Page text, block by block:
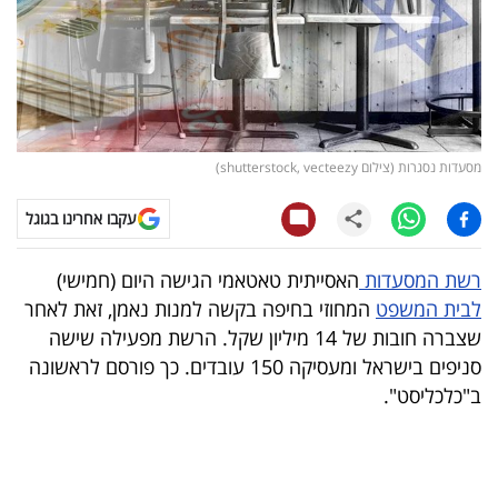
רכילות
עסקית
קריפטו
ויראלי
טלוויזיה
עסקי
ספורט
קריירה
ולימודים
מסעדות נסגרות (צילום shutterstock, vecteezy)
עקבו אחרינו בגוגל
רשת המסעדות האסייתית טאטאמי הגישה היום (חמישי)
לבית המשפט המחוזי בחיפה בקשה למנות נאמן, זאת לאחר
שצברה חובות של 14 מיליון שקל. הרשת מפעילה שישה
סניפים בישראל ומעסיקה 150 עובדים. כך פורסם לראשונה
ב"כלכליסט".